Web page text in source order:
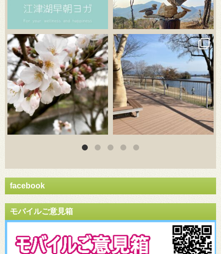
3月 20 3月 18
facebook
モバイルご意見箱